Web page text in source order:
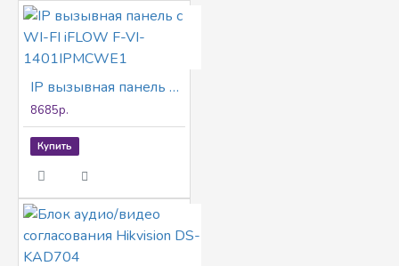
IP вызывная панель с WI-FI iFLOW F-VI-1401IPMCWE1
8685р.
Купить